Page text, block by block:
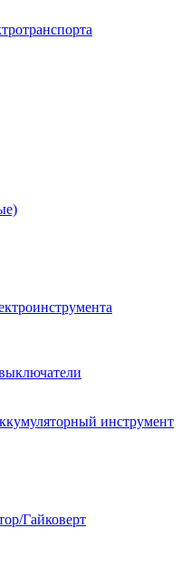
инструмент
Гайковерт